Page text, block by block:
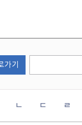
가기
ㄴ ㄷ ㄹ